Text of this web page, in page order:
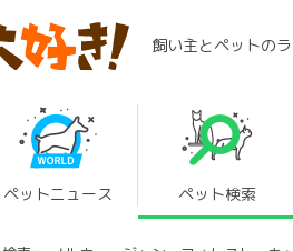
飼い主とペットの
ペットニュース ペット検索